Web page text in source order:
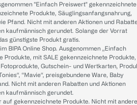
"Einfach Preiswert" gekennzeichnete
Produkte, Säuglingsanfangsnahrung,
Pfand. Nicht mit anderen Aktionen und
kaufmännisch gerundet. Solange der Vorrat
günstigste Produkt gratis.
BIPA Online Shop. Ausgenommen „Einfach
Produkte, mit SALE gekennzeichnete Produkte,
Gutschein- und Wertkarten,
“Mavie“, preisgebundene Ware, Baby
Nicht mit anderen Rabatten und Aktionen
kaufmännisch gerundet.
auf gekennzeichnete Produkte. Nicht mit